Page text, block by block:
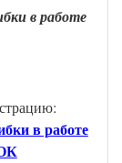
в работе
в работе